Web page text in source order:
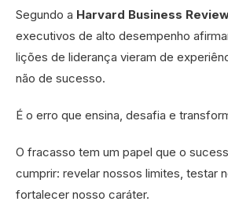
Segundo a Harvard Business
executivos de alto desempenho
lições de liderança vieram de
não de sucesso.
É o erro que ensina, desafia e
O fracasso tem um papel que o
cumprir: revelar nossos limites, testar
fortalecer nosso caráter.